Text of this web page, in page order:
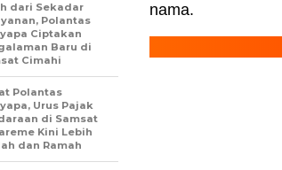
nama.
dari Sekadar
Polantas
Ciptakan
Baru di
Cimahi
Polantas
Urus Pajak
di Samsat
Kini Lebih
dan Ramah